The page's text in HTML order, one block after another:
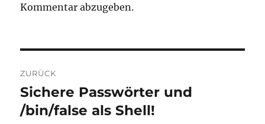
Kommentar abzugeben.
ZURÜCK
Vorheriger
Beitrag:
Sichere Passwörter und
/bin/false als Shell!